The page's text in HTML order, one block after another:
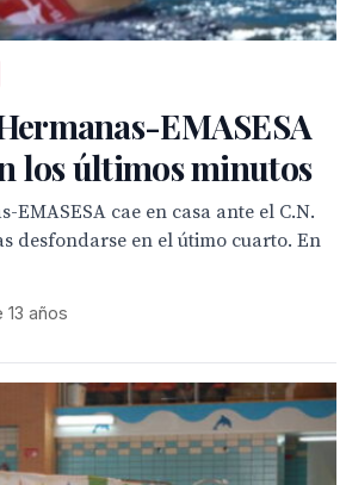
EMASESA
los últimos minutos
EMASESA cae en casa ante el C.N.
desfondarse en el útimo cuarto. En
13 años